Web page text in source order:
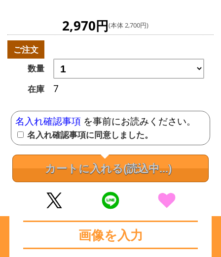
2,970円(本体 2,700円)
ご注文
数量
在庫
7
名入れ確認事項 を事前にお読みください。
名入れ確認事項に同意しました。
カートに入れる(読込中...)
画像を入力